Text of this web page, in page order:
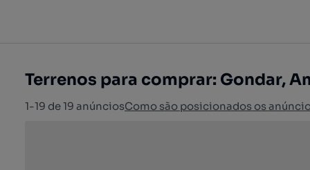
Terrenos para comprar: Gondar,
1-19 de 19 anúnciosComo são posicionados os